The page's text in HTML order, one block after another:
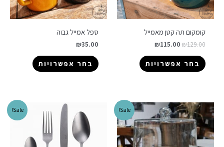
קומקום תה קטן מאמייל
₪129.00
₪115.00
בחר אפשרויות
ספל אמייל גבוה
₪35.00
בחר אפשרויות
Sale!
Sale!